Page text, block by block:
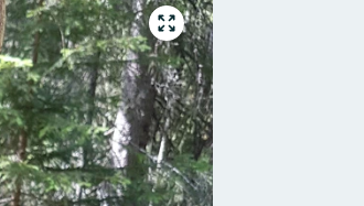
Gå
till
helskärmsläge